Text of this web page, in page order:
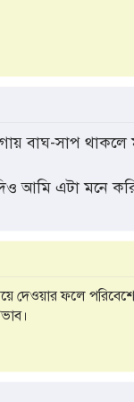
বাঘ-সাপ থাকলে
আমি এটা মনে
দেওয়ার ফলে